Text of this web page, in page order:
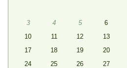
3
4 5 6
10
11 12 13
17
18 19 20
24
25 26 27